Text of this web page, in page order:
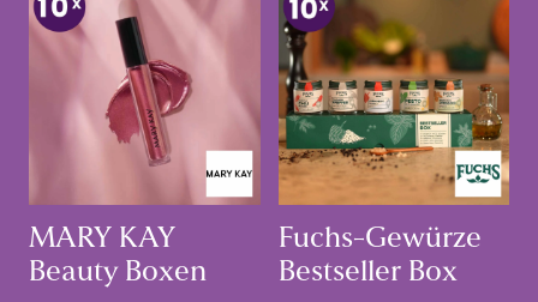
MARY KAY
Beauty Boxen
Fuchs-Gewürze
Bestseller Box